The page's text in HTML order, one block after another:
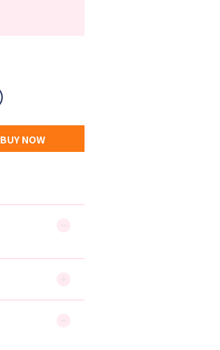
BUY NOW